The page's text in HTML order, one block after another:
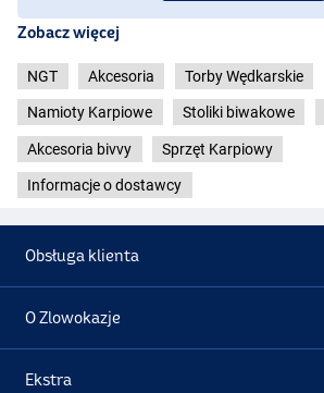
Zobacz więcej
NGT Akcesoria Torby Wędkarskie
Namioty Karpiowe Stoliki biwakowe
Akcesoria bivvy Sprzęt Karpiowy
Informacje o dostawcy
Obsługa klienta
O Zlowokazje
Ekstra